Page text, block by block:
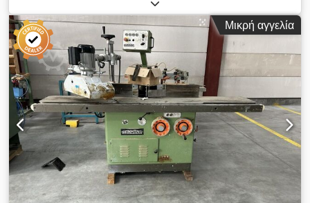
τεχνικά χαρακτηριστικά: Διαστάσεις τραπεζιού: 1100 x 880 mm
Κινητήρας με εναλλαγή πόλων: 5/6 kW Στροφές ατράκτου:
3000/4500/6000/9000 σ.α.λ. Χειροκίνητη ρύθμιση ύψους: με
χειροστρόφαλο Χειροκίνητη ρύθμιση κλίσης: με χειροστρόφαλο
Ρύθμιση ύψους ατράκτου φρεζαρίσματος: 110 mm Ρύθμιση
κλίσης ατράκτου φρεζαρίσματος: -5° έως 45°; έδραση και στις
δύο πλευρές Εναλλασσόμενος διακόπτης για δεξιόστροφη/
αριστερόστροφη λειτουργία Με τροφοδότη 3 κυλίνδρων Οι
εικόνες δείχνουν το μηχάνημα σε μη ανακατασκευασμένη
κατάσταση, η πώληση γίνεται χωρίς τις προεκτάσεις τραπεζιού
Aigner που εμφανίζονται στις φωτογραφίες Διαθεσιμότητα:
κατόπιν συνεννόησης Τοποθεσία αποθήκης: Flörsheim
Dwsdpfxszlbrio Al Ssa
Μικρή αγγελία